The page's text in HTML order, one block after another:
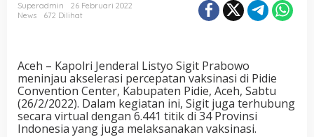
Superadmin
26 Februari 2022
News
672 Dilihat
Aceh – Kapolri Jenderal Listyo Sigit Prabowo
meninjau akselerasi percepatan vaksinasi di Pidie
Convention Center, Kabupaten Pidie, Aceh, Sabtu
(26/2/2022). Dalam kegiatan ini, Sigit juga terhubung
secara virtual dengan 6.441 titik di 34 Provinsi
Indonesia yang juga melaksanakan vaksinasi.